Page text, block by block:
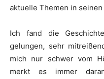
aktuelle Themen in
Ich fand die
gelungen, sehr
mich nur schwer vom
merkt es immer